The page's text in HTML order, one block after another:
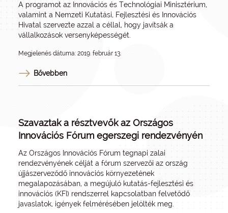
A programot az Innovációs és Technológiai Minisztérium,
valamint a Nemzeti Kutatási, Fejlesztési és Innovációs
Hivatal szervezte azzal a céllal, hogy javítsák a
vállalkozások versenyképességét.
Megjelenés dátuma: 2019. február 13.
Bővebben
Szavaztak a résztvevők az Országos
Innovációs Fórum egerszegi rendezvényén
Az Országos Innovációs Fórum tegnapi zalai
rendezvényének célját a fórum szervezői az ország
újjászerveződő innovációs környezetének
megalapozásában, a megújuló kutatás-fejlesztési és
innovációs (KFI) rendszerrel kapcsolatban felvetődő
javaslatok, igények felmérésében jelölték meg.